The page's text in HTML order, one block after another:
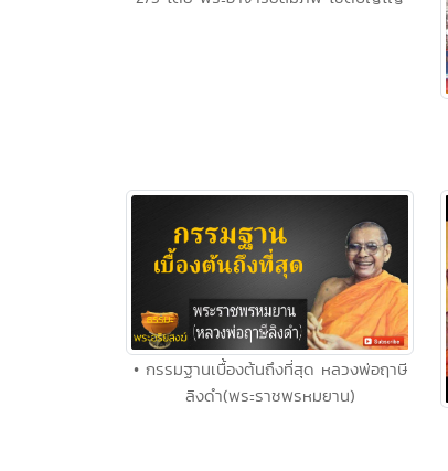
• กรรมฐานเบื้องต้นถึงที่สุด หลวงพ่อฤาษี
ลิงดำ(พระราชพรหมยาน)